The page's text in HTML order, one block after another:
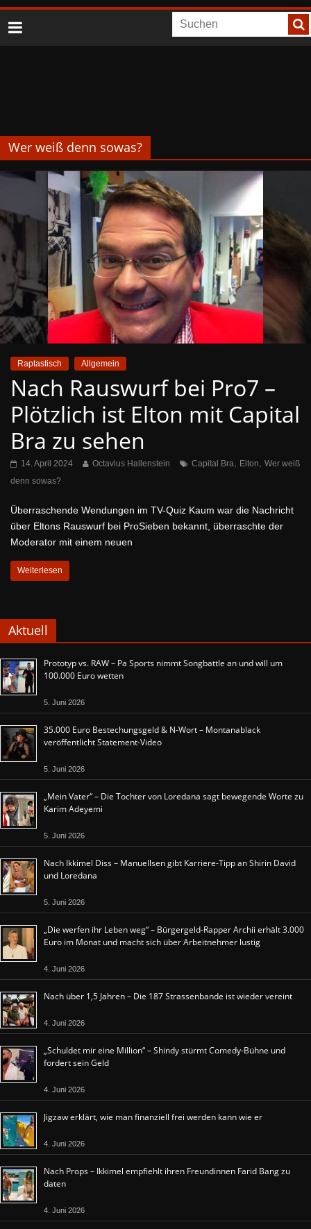
Wer weiß denn sowas?
Raptastisch Allgemein
Nach Rauswurf bei Pro7 –
Plötzlich ist Elton mit Capital
Bra zu sehen
14. April 2024 Octavius Hallenstein Capital Bra, Elton, Wer weiß
denn sowas?
Überraschende Wendungen im TV-Quiz Kaum war die Nachricht
über Eltons Rauswurf bei ProSieben bekannt, überraschte der
Moderator mit einem neuen
Weiterlesen
Aktuell
Prototyp vs. RAW – Pa Sports nimmt Songbattle an und will um
100.000 Euro wetten
5. Juni 2026
35.000 Euro Bestechungsgeld & N-Wort – Montanablack
veröffentlicht Statement-Video
5. Juni 2026
„Mein Vater“ – Die Tochter von Loredana sagt bewegende Worte zu
Karim Adeyemi
5. Juni 2026
Nach Ikkimel Diss – Manuellsen gibt Karriere-Tipp an Shirin David
und Loredana
5. Juni 2026
„Die werfen ihr Leben weg“ – Bürgergeld-Rapper Archii erhält 3.000
Euro im Monat und macht sich über Arbeitnehmer lustig
4. Juni 2026
Nach über 1,5 Jahren – Die 187 Strassenbande ist wieder vereint
4. Juni 2026
„Schuldet mir eine Million“ – Shindy stürmt Comedy-Bühne und
fordert sein Geld
4. Juni 2026
Jigzaw erklärt, wie man finanziell frei werden kann wie er
4. Juni 2026
Nach Props – Ikkimel empfiehlt ihren Freundinnen Farid Bang zu
daten
4. Juni 2026